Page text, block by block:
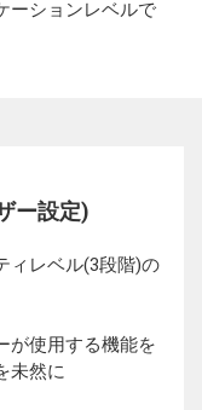
ーションレベルで
ー設定)
ィレベル(3段階)の
が使用する機能を
未然に